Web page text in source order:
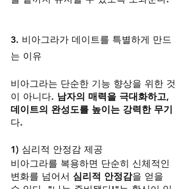
3. 비아그라가 데이트를 특별하게 만드
는 이유
비아그라는 단순한 기능 향상을 위한 것
이 아니다. 남자의 매력을 극대화하고,
데이트의 완성도를 높이는 강력한 무기
다.
1) 심리적 안정감 제공
비아그라를 복용하면 단순히 신체적인
변화를 넘어서 심리적 안정감을 얻을